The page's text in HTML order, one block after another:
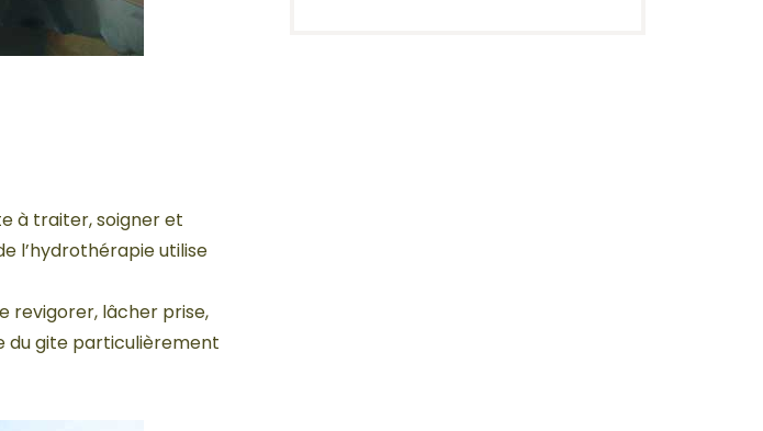
à traiter, soigner et
l’hydrothérapie utilise
revigorer, lâcher prise,
du gite particulièrement